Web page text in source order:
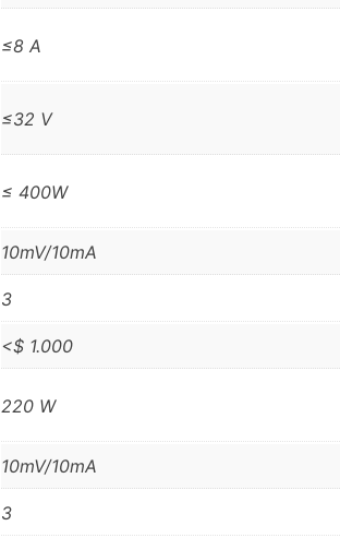
≤8 A
≤32 V
≤ 400W
10mV/10mA
3
<$ 1.000
220 W
10mV/10mA
3